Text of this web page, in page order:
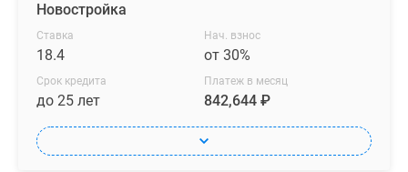
Новостройка
Ставка
18.4
Нач. взнос
от 30%
Срок кредита
до 25 лет
Платеж в месяц
842,644 ₽